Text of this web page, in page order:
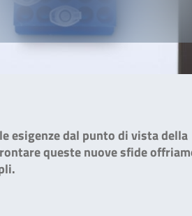
esigenze dal punto di vista della
queste nuove sfide